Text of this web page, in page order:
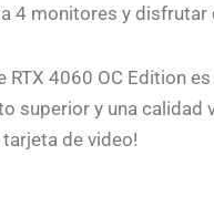
4 monitores y disfrutar
RTX 4060 OC Edition
superior y una calidad
de video!